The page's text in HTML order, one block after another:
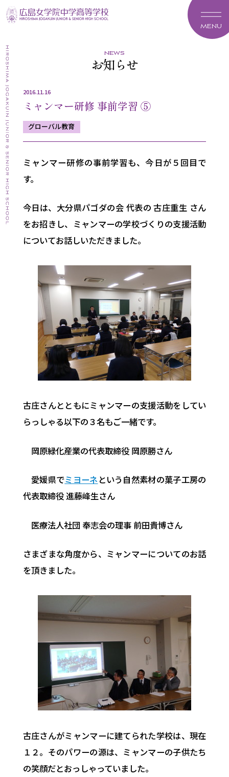
MENU
news
お知らせ
2016.11.16
ミャンマー研修 事前学習 ⑤
グローバル教育
ミャンマー研修の事前学習も、今日が５回目で
す。
今日は、大分県パゴダの会 代表の 古庄重生 さん
をお招きし、ミャンマーの学校づくりの支援活動
についてお話しいただきました。
古庄さんとともにミャンマーの支援活動をしてい
らっしゃる以下の３名もご一緒です。
岡原緑化産業の代表取締役 岡原勝さん
愛媛県でミヨーネ という自然素材の菓子工房の
代表取締役 進藤峰生さん
医療法人社団 奉志会の理事 前田貴博さん
さまざまな角度から、ミャンマーについてのお話
を頂きました。
古庄さんがミャンマーに建てられた学校は、現在
１２。そのパワーの源は、ミャンマーの子供たち
の笑顔だとおっしゃっていました。